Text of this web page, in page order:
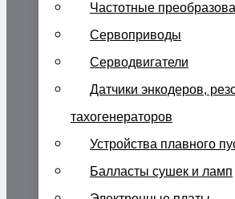
Частотные
Сервоприводы
Серводвигатели
Датчики энкодеров,
тахогенераторов
Устройства плавного
Балласты сушек и ламп